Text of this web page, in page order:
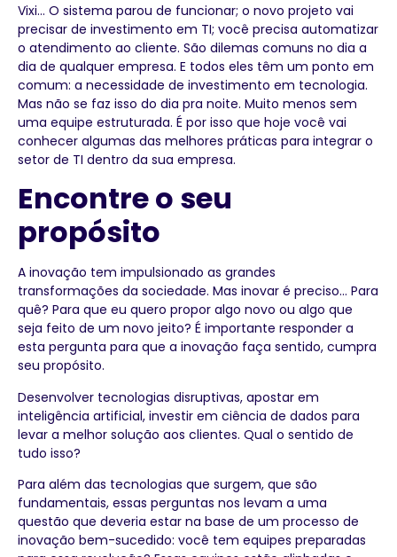
Vixi… O sistema parou de funcionar; o novo projeto vai
precisar de investimento em TI; você precisa automatizar
o atendimento ao cliente. São dilemas comuns no dia a
dia de qualquer empresa. E todos eles têm um ponto em
comum: a necessidade de investimento em tecnologia.
Mas não se faz isso do dia pra noite. Muito menos sem
uma equipe estruturada. É por isso que hoje você vai
conhecer algumas das melhores práticas para integrar o
setor de TI dentro da sua empresa.
Encontre o seu
propósito
A inovação tem impulsionado as grandes
transformações da sociedade. Mas inovar é preciso… Para
quê? Para que eu quero propor algo novo ou algo que
seja feito de um novo jeito? É importante responder a
esta pergunta para que a inovação faça sentido, cumpra
seu propósito.
Desenvolver tecnologias disruptivas, apostar em
inteligência artificial, investir em ciência de dados para
levar a melhor solução aos clientes. Qual o sentido de
tudo isso?
Para além das tecnologias que surgem, que são
fundamentais, essas perguntas nos levam a uma
questão que deveria estar na base de um processo de
inovação bem-sucedido: você tem equipes preparadas